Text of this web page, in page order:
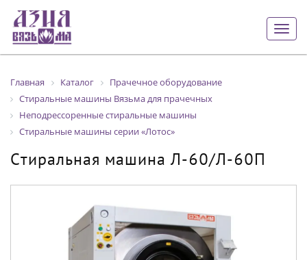
Главная Каталог
Прачечное оборудование
Стиральные машины Вязьма для прачечных
Неподрессоренные стиральные машины
Стиральные машины серии «Лотос»
Cтиральная машина Л-60/Л-60П